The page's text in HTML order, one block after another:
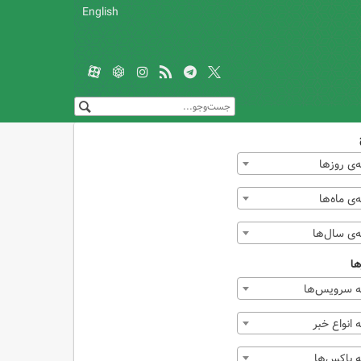
English
روزها
ماه‌ها
سال‌ها
سرویس‌ها
انواع خبر